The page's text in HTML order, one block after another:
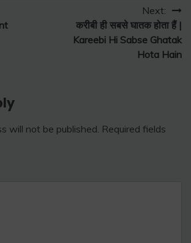
Next:
करीबी ही सबसे घातक होता हैं |
Kareebi Hi Sabse Ghatak
Hota Hain
will not be published. Required fields